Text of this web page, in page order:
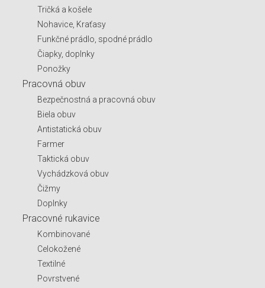
Tričká a košele
Nohavice, Kraťasy
Funkčné prádlo, spodné prádlo
Čiapky, doplnky
Ponožky
Pracovná obuv
Bezpečnostná a pracovná obuv
Biela obuv
Antistatická obuv
Farmer
Taktická obuv
Vychádzková obuv
Čižmy
Doplnky
Pracovné rukavice
Kombinované
Celokožené
Textilné
Povrstvené